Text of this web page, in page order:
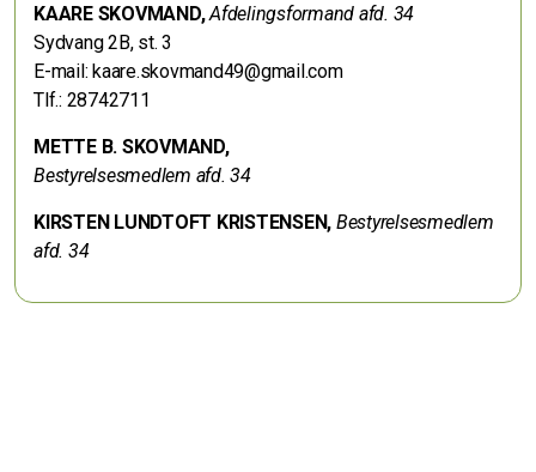
KAARE SKOVMAND,Afdelingsformand afd. 34
Sydvang 2B, st. 3
E-mail: kaare.skovmand49@gmail.com
Tlf.: 28742711
METTE B. SKOVMAND,
Bestyrelsesmedlem afd. 34
KIRSTEN LUNDTOFT KRISTENSEN, Bestyrelsesmedlem
afd. 34